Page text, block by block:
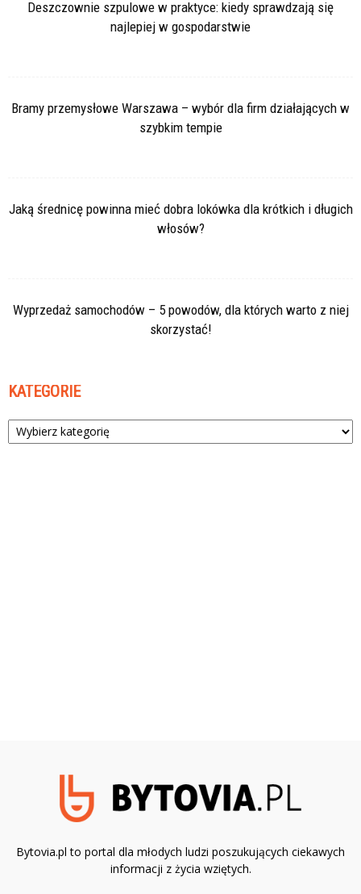
Deszczownie szpulowe w praktyce: kiedy sprawdzają się
najlepiej w gospodarstwie
Bramy przemysłowe Warszawa – wybór dla firm działających w
szybkim tempie
Jaką średnicę powinna mieć dobra lokówka dla krótkich i długich
włosów?
Wyprzedaż samochodów – 5 powodów, dla których warto z niej
skorzystać!
KATEGORIE
Kategorie
Bytovia.pl to portal dla młodych ludzi poszukujących ciekawych
informacji z życia wziętych.